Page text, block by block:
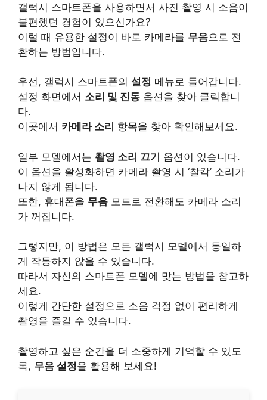
갤럭시 스마트폰을 사용하면서 사진 촬영 시 소음이
불편했던 경험이 있으신가요?
이럴 때 유용한 설정이 바로 카메라를 무음으로 전
환하는 방법입니다.
우선, 갤럭시 스마트폰의 설정 메뉴로 들어갑니다.
설정 화면에서 소리 및 진동 옵션을 찾아 클릭합니
다.
이곳에서 카메라 소리 항목을 찾아 확인해보세요.
일부 모델에서는 촬영 소리 끄기 옵션이 있습니다.
이 옵션을 활성화하면 카메라 촬영 시 ‘찰칵’ 소리가
나지 않게 됩니다.
또한, 휴대폰을 무음 모드로 전환해도 카메라 소리
가 꺼집니다.
그렇지만, 이 방법은 모든 갤럭시 모델에서 동일하
게 작동하지 않을 수 있습니다.
따라서 자신의 스마트폰 모델에 맞는 방법을 참고하
세요.
이렇게 간단한 설정으로 소음 걱정 없이 편리하게
촬영을 즐길 수 있습니다.
촬영하고 싶은 순간을 더 소중하게 기억할 수 있도
록, 무음 설정을 활용해 보세요!